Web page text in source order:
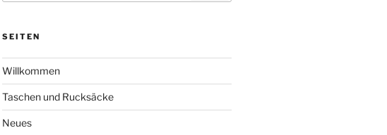
SEITEN
Willkommen
Taschen und Rucksäcke
Neues